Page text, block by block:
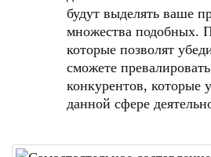
будут выделять ваше
множества подобных.
которые позволят
сможете
конкурентов, которые
данной сфере